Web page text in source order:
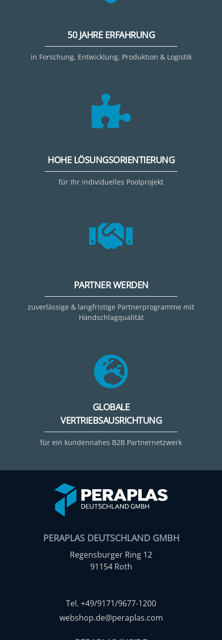
50 JAHRE ERFAHRUNG
in Forschung, Entwicklung, Produktion & Logistik
HOHE LÖSUNGSORIENTIERUNG
für Ihr individuelles Poolprojekt
PARTNER WERDEN
zuverlässige & langfristige Partnerprogramme mit
Handschlagqualität
GLOBALE
VERTRIEBSAUSRICHTUNG
für ein kundennahes B2B Partnernetzwerk
PERAPLAS DEUTSCHLAND GMBH
Regensburger Ring 12
91154 Roth
Tel. +49/9171/9677-1200
webshop.de@peraplas.com